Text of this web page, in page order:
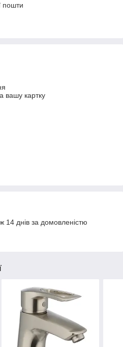
пошти
вашу картку
14 днів за домовленістю